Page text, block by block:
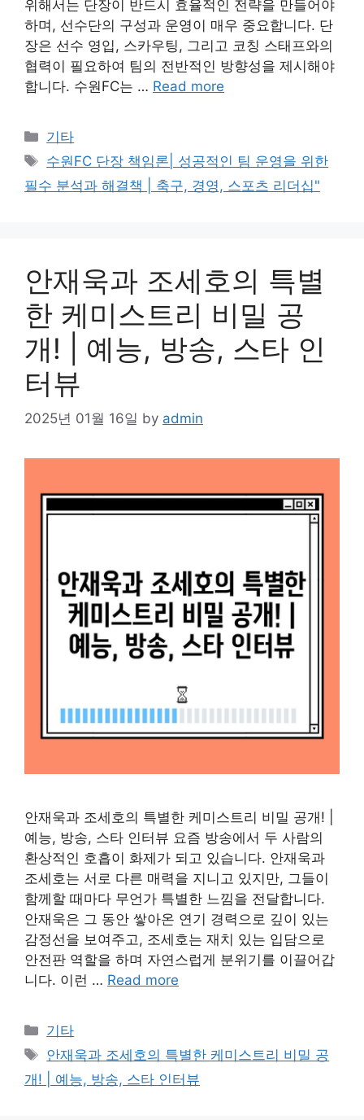
위해서는 단장이 반드시 효율적인 전략을 만들어야
하며, 선수단의 구성과 운영이 매우 중요합니다. 단
장은 선수 영입, 스카우팅, 그리고 코칭 스태프와의
협력이 필요하여 팀의 전반적인 방향성을 제시해야
합니다. 수원FC는 … Read more
Categories
기타
Tags
수원FC 단장 책임론| 성공적인 팀 운영을 위한
필수 분석과 해결책 | 축구, 경영, 스포츠 리더십"
안재욱과 조세호의 특별
한 케미스트리 비밀 공
개! | 예능, 방송, 스타 인
터뷰
2025년 01월 16일 by admin
안재욱과 조세호의 특별한 케미스트리 비밀 공개! |
예능, 방송, 스타 인터뷰 요즘 방송에서 두 사람의
환상적인 호흡이 화제가 되고 있습니다. 안재욱과
조세호는 서로 다른 매력을 지니고 있지만, 그들이
함께할 때마다 무언가 특별한 느낌을 전달합니다.
안재욱은 그 동안 쌓아온 연기 경력으로 깊이 있는
감정선을 보여주고, 조세호는 재치 있는 입담으로
안전판 역할을 하며 자연스럽게 분위기를 이끌어갑
니다. 이런 … Read more
Categories
기타
Tags
안재욱과 조세호의 특별한 케미스트리 비밀 공
개! | 예능, 방송, 스타 인터뷰